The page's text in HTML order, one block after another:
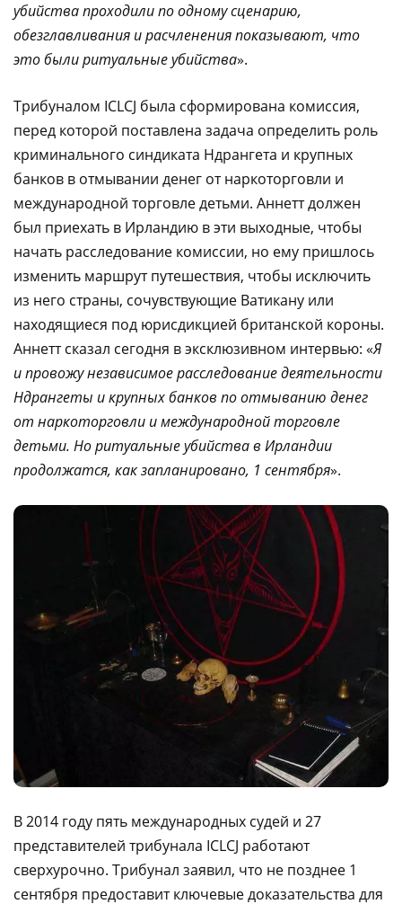
убийства проходили по одному сценарию,
обезглавливания и расчленения показывают, что
это были ритуальные убийства».
Трибуналом ICLCJ была сформирована комиссия,
перед которой поставлена задача определить роль
криминального синдиката Ндрангета и крупных
банков в отмывании денег от наркоторговли и
международной торговле детьми. Аннетт должен
был приехать в Ирландию в эти выходные, чтобы
начать расследование комиссии, но ему пришлось
изменить маршрут путешествия, чтобы исключить
из него страны, сочувствующие Ватикану или
находящиеся под юрисдикцией британской короны.
Аннетт сказал сегодня в эксклюзивном интервью: «Я
и провожу независимое расследование деятельности
Ндрангеты и крупных банков по отмыванию денег
от наркоторговли и международной торговле
детьми. Но ритуальные убийства в Ирландии
продолжатся, как запланировано, 1 сентября».
В 2014 году пять международных судей и 27
представителей трибунала ICLCJ работают
сверхурочно. Трибунал заявил, что не позднее 1
сентября предоставит ключевые доказательства для